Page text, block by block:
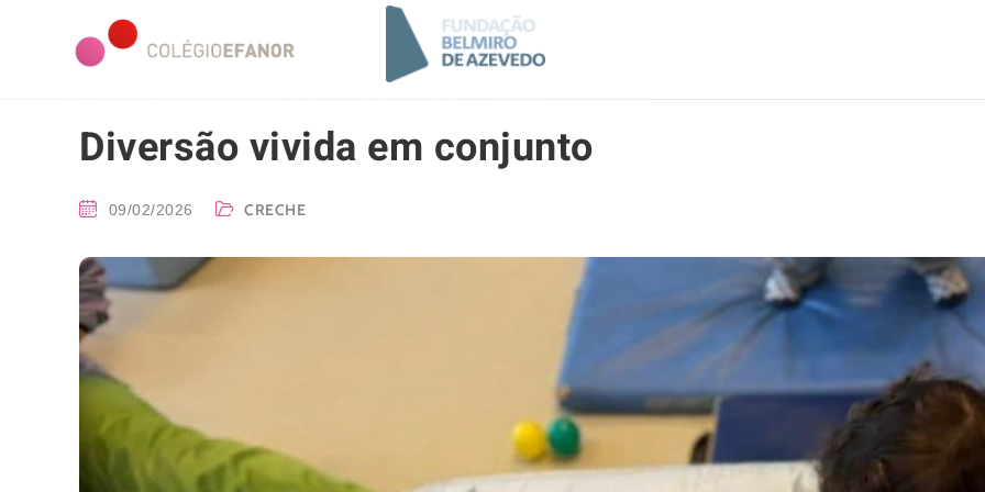
Diversão vivida em conjunto
09/02/2026 CRECHE